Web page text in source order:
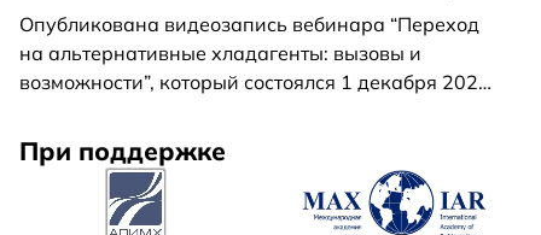
Опубликована видеозапись вебинара “Переход
на альтернативные хладагенты: вызовы и
возможности”, который состоялся 1 декабря 2021
При поддержке